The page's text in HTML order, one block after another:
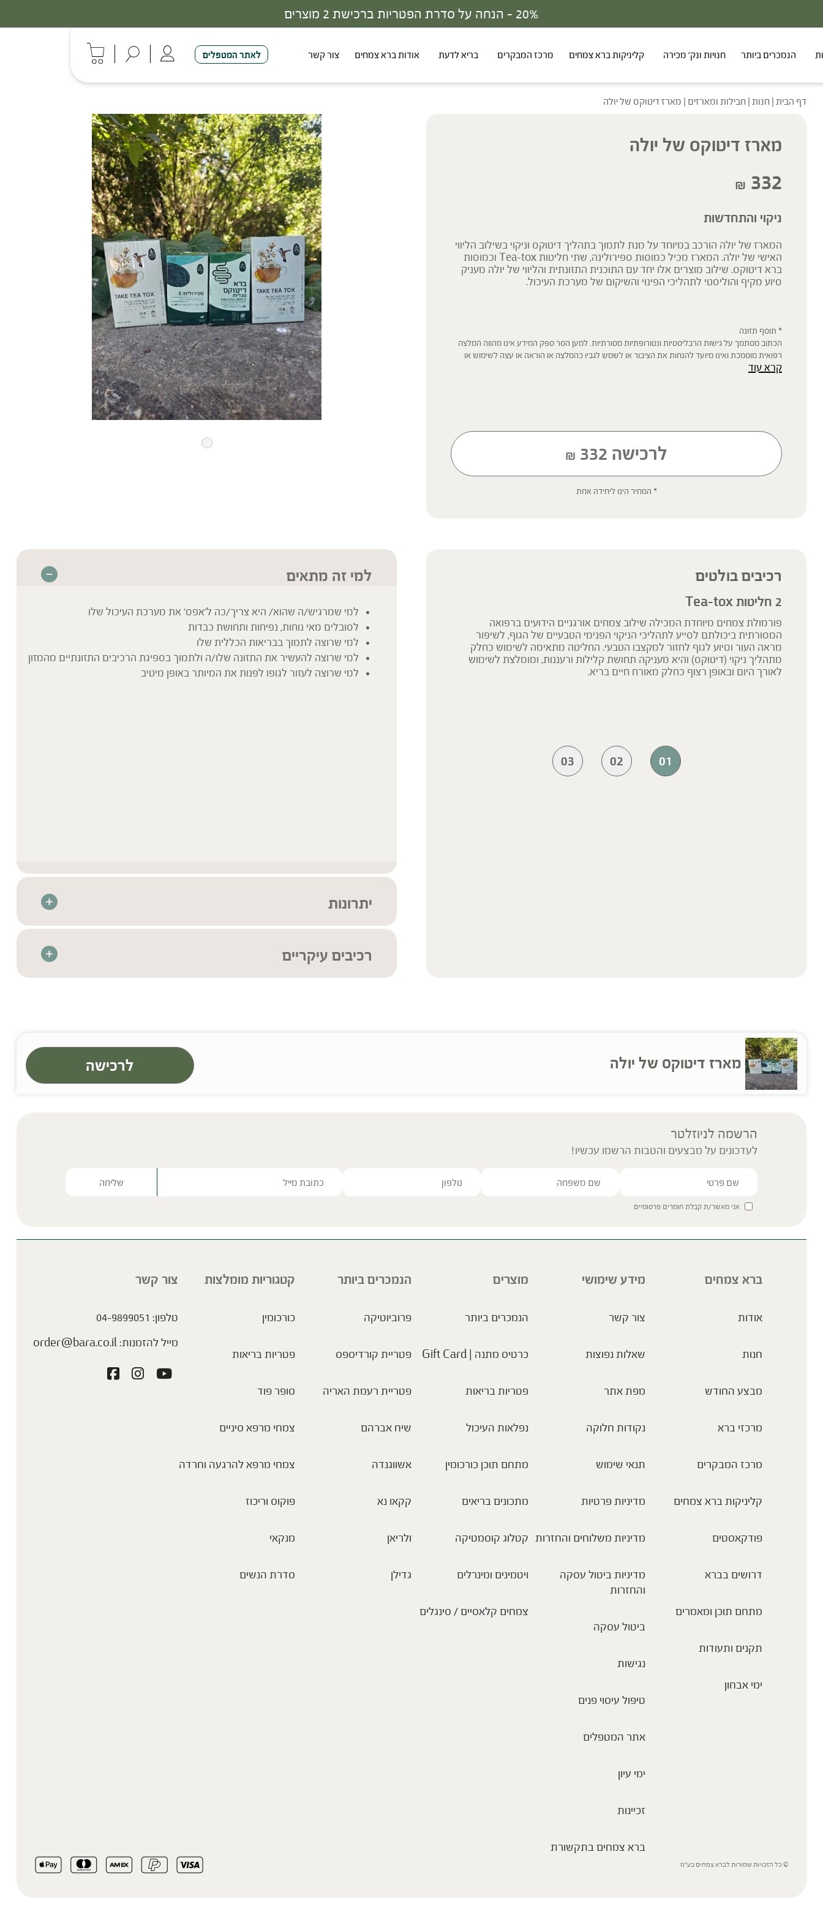
30% - הנחה על סדרת הפטריות ברכישת 3 מוצרים
הנמכרים ביותר חנויות ונק' מכירה קליניקות ברא צמחים מרכז המבקרים בריא לדעת אודות ברא צמחים צור קשר לאתר המטפלים
דף הבית | חנות | חבילות ומארזים | מארז דיטוקס של יולה
מארז דיטוקס של יולה
₪ 332
ניקוי והתחדשות
המארז של יולה הורכב במיוחד על מנת לתמוך בתהליך דיטוקס וניקוי בשילוב הליווי
האישי של יולה. המארז מכיל כמוסות ספירולינה, שתי חליטות Tea-tox וכמוסות
ברא דיטוקס. שילוב מוצרים אלו יחד עם התוכנית התזונתית והליווי של יולה מעניק
סיוע מקיף והוליסטי לתהליכי הפינוי והשיקום של מערכת העיכול.
* תוסף תזונה
הכתוב מסתמך על גישות הרבליסטיות ונטורופתיות מסורתיות. למען הסר ספק המידע אינו מהווה המלצה
רפואית מוסמכת ואינו מיועד להנחות את הציבור או לשמש לגביו כהמלצה או הוראה או עצה לשימוש או
שינוי או הורדה של תרופה כלשהי, ואין בו תחליף לייעוץ רפואי פרטני או אחר. נשים בהיריון, נשים מניקות,
קרא עוד
לרכישה ₪ 332
* המחיר הינו ליחידה אחת
רכיבים בולטים
2 חליטות Tea-tox
פורמולת צמחים מיוחדת המכילה שילוב צמחים אורגניים הידועים ברפואה
המסורתית ביכולתם לסייע לתהליכי הניקוי הפנימי הטבעיים של הגוף, לשיפור
מראה העור וסיוע לגוף לחזור למקצבו הטבעי. החליטה מתאימה לשימוש כחלק
מתהליך ניקוי (דיטוקס) והיא מעניקה תחושת קלילות ורעננות, ומומלצת לשימוש
לאורך היום ובאופן רצוף כחלק מאורח חיים בריא.
01
02
03
למי זה מתאים
למי שמרגיש/ה שהוא/ היא צריך/כה ל'אפס' את מערכת העיכול שלו
לסובלים מאי נוחות, נפיחות ותחושת כבדות
למי שרוצה לתמוך בבריאות הכללית שלו
למי שרוצה להעשיר את התזונה שלו/ה ולתמוך בספיגת הרכיבים התזונתיים מהמזון
למי שרוצה לעזור לגופו לפנות את המיותר באופן מיטיב
יתרונות
חומרי הגלם עברו סדרת בדיקות איכות קפדניות בהתאם לתקנים המחמירים
ביותר בכדי להבטיח את זיהויים, איכותם וניקיונם
רכיבים עיקריים
כמוסות ספירולינה
מארז דיטוקס של יולה לרכישה
הרשמה לניוזלטר
לעדכונים על מבצעים והטבות הרשמו עכשיו!
אני מאשר/ת קבלת חומרים פרסומיים
ברא צמחים
אודות
חנות
מבצע החודש
מרכזי ברא
מרכז המבקרים
קליניקות ברא צמחים
פודקאסטים
דרושים בברא
מתחם תוכן ומאמרים
תקנים ותעודות
ימי אבחון
מידע שימושי
צור קשר
שאלות נפוצות
מפת אתר
נקודות חלוקה
תנאי שימוש
מדיניות פרטיות
מדיניות משלוחים והחזרות
מדיניות ביטול עסקה
והחזרות
ביטול עסקה
נגישות
טיפול עיסוי פנים
אתר המטפלים
ימי עיון
זכיינות
ברא צמחים בתקשורת
מוצרים
הנמכרים ביותר
כרטיס מתנה | Gift Card
פטריות בריאות
נפלאות העיכול
מתחם תוכן כורכומין
מתכונים בריאים
קטלוג קוסמטיקה
ויטמינים ומינרלים
צמחים קלאסיים / סינגלים
הנמכרים ביותר
פרוביוטיקה
פטריית קורדיספס
פטריית רעמת האריה
שיח אברהם
אשווגנדה
קקאו נא
ולריאן
גדילן
קטגוריות מומלצות
כורכומין
פטריות בריאות
סופר פוד
צמחי מרפא סיניים
צמחי מרפא להרגעה וחרדה
פוקוס וריכוז
מנקאי
סדרת הנשים
צור קשר
טלפון: 04-9899051
מייל להזמנות:order@bara.co.il
© כל הזכויות שמורות לברא צמחים בע”מ